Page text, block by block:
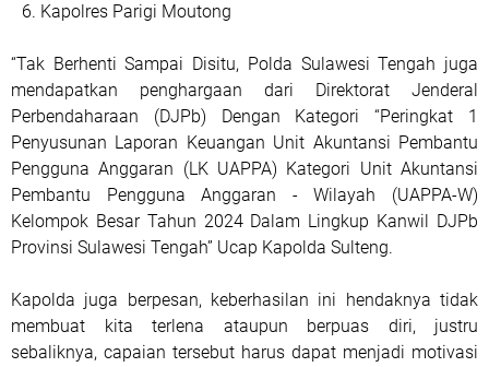
Kapolres Parigi Moutong
“Tak Berhenti Sampai Disitu, Polda Sulawesi Tengah juga
mendapatkan penghargaan dari Direktorat Jenderal
Perbendaharaan (DJPb) Dengan Kategori “Peringkat 1
Penyusunan Laporan Keuangan Unit Akuntansi Pembantu
Pengguna Anggaran (LK UAPPA) Kategori Unit Akuntansi
Pembantu Pengguna Anggaran - Wilayah (UAPPA-W)
Kelompok Besar Tahun 2024 Dalam Lingkup Kanwil DJPb
Provinsi Sulawesi Tengah” Ucap Kapolda Sulteng.
Kapolda juga berpesan, keberhasilan ini hendaknya tidak
membuat kita terlena ataupun berpuas diri, justru
sebaliknya, capaian tersebut harus dapat menjadi motivasi